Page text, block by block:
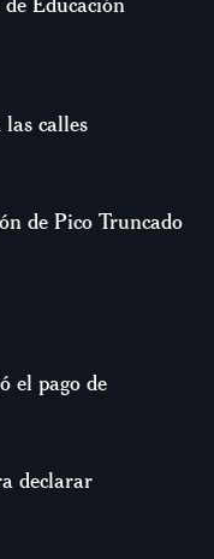
calles
de Pico Truncado
el pago de
declarar